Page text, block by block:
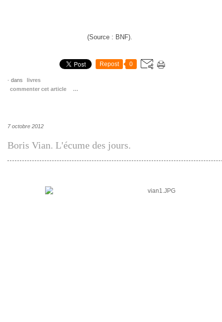
(Source : BNF).
Repost 0
- dans
livres
commenter cet article
…
7 octobre 2012
Boris Vian. L'écume des jours.